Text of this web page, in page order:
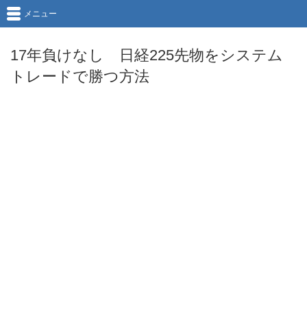
17年負けなし 日経225先物をシステム
トレードで勝つ方法
メニュー